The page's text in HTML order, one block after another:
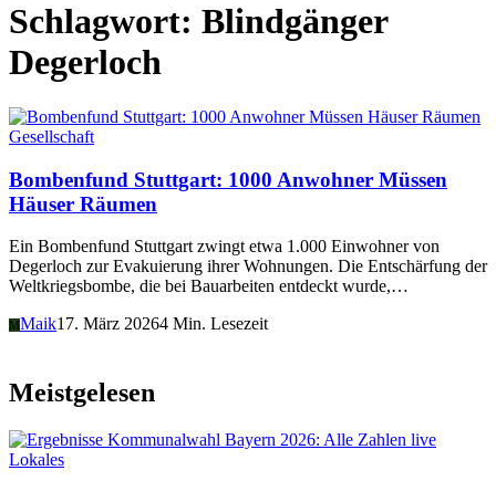
Schlagwort: Blindgänger
Degerloch
Gesellschaft
Bombenfund Stuttgart: 1000 Anwohner Müssen
Häuser Räumen
Ein Bombenfund Stuttgart zwingt etwa 1.000 Einwohner von
Degerloch zur Evakuierung ihrer Wohnungen. Die Entschärfung der
Weltkriegsbombe, die bei Bauarbeiten entdeckt wurde,…
M Maik17. März 20264 Min. Lesezeit
Meistgelesen
Lokales